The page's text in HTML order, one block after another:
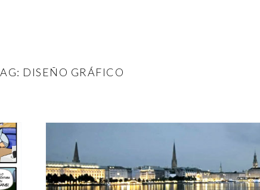
DISEÑO GRÁFICO